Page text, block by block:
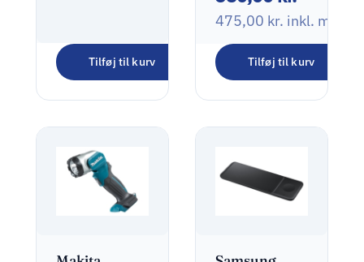
Goobay
Udendørs lys
med solpanel
lys
175,00kr.
218,75kr.inkl. moms
Tilføj til kurv
2700-6500K
475,00 kr. inkl. moms
Tilføj til kurv